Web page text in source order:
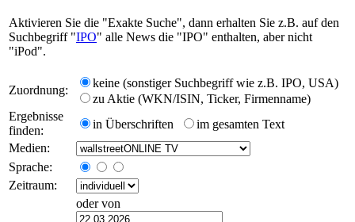
Aktivieren Sie die "Exakte Suche", dann erhalten Sie z.B. auf den
Suchbegriff "IPO" alle News die "IPO" enthalten, aber nicht
"iPod".
Zuordnung:
keine (sonstiger Suchbegriff wie z.B. IPO, USA)
zu Aktie (WKN/ISIN, Ticker, Firmenname)
Ergebnisse
finden:
in Überschriften
im gesamten Text
Medien:
Sprache:
Zeitraum:
oder von